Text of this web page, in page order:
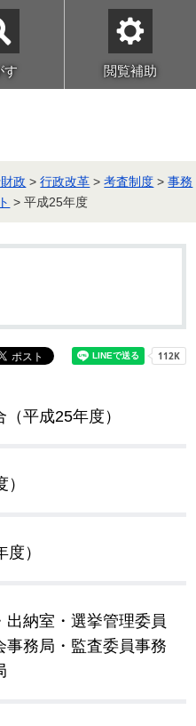
す 閲覧補助
政 >行政改革 >考査制度 >事務
> 平成25年度
平成25年度）
）
納室・選挙管理委員
事務局・監査委員事務